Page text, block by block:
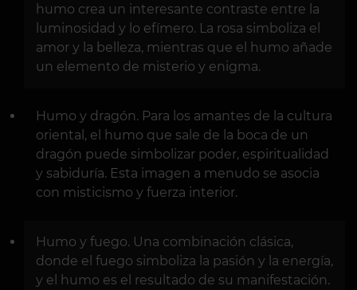
humo crea un interesante contraste entre la
luminosidad y lo efímero. La rosa simboliza el
amor y la belleza, mientras que el humo añade
un elemento de misterio y enigma.
Humo y dragón. Para los amantes de la cultura
oriental, el humo que sale de la boca de un
dragón puede simbolizar poder, espiritualidad
y sabiduría. Esta imagen a menudo se asocia
con misticismo y fuerza interior.
Humo y fuego. Una combinación clásica,
donde el fuego simboliza la pasión y la energía,
y el humo es el resultado de su manifestación.